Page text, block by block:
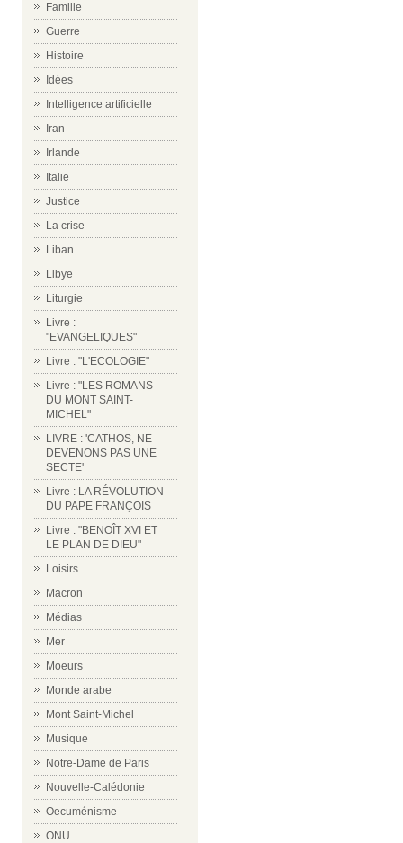
Famille
Guerre
Histoire
Idées
Intelligence artificielle
Iran
Irlande
Italie
Justice
La crise
Liban
Libye
Liturgie
Livre :
"EVANGELIQUES"
Livre : "L'ECOLOGIE"
Livre : "LES ROMANS
DU MONT SAINT-
MICHEL"
LIVRE : 'CATHOS, NE
DEVENONS PAS UNE
SECTE'
Livre : LA RÉVOLUTION
DU PAPE FRANÇOIS
Livre : "BENOÎT XVI ET
LE PLAN DE DIEU"
Loisirs
Macron
Médias
Mer
Moeurs
Monde arabe
Mont Saint-Michel
Musique
Notre-Dame de Paris
Nouvelle-Calédonie
Oecuménisme
ONU